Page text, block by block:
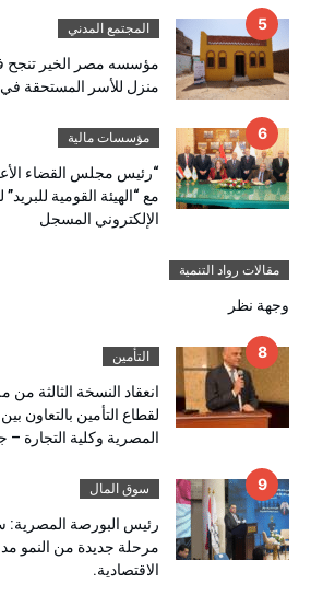
المجتمع المدني
مؤسسه مصر الخير تنجح
منزل للأسر المستحقة في 10 محافظات
مؤسسات مالية
“رئيس مجلس القضاء
مع “الهيئة القومية
الإلكتروني المسجل
مقالات رواد التنمية
وجهة نظر
التأمين
انعقاد النسخة الثالثة
لقطاع التأمين بالتعاون
المصرية وكلية التجارة –
سوق المال
رئيس البورصة المصرية:
مرحلة جديدة من النمو
الاقتصادية.